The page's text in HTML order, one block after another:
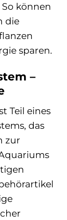
können
die
sparen.
–
Teil eines
das
zur